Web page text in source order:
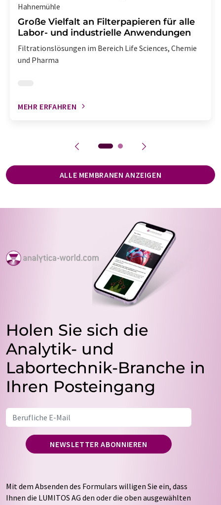
Hahnemühle
Große Vielfalt an Filterpapieren für alle
Labor- und industrielle Anwendungen
Filtrationslösungen im Bereich Life Sciences, Chemie
und Pharma
MEHR ERFAHREN
ALLE MEMBRANEN ANZEIGEN
Holen Sie sich die
Analytik- und
Labortechnik-Branche in
Ihren Posteingang
NEWSLETTER ABONNIEREN
Mit dem Absenden des Formulars willigen Sie ein, dass
Ihnen die LUMITOS AG den oder die oben ausgewählten